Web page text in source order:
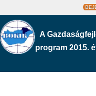
A
program 2015.